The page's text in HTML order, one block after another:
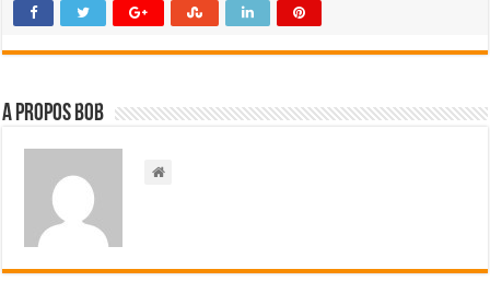
A propos bOb